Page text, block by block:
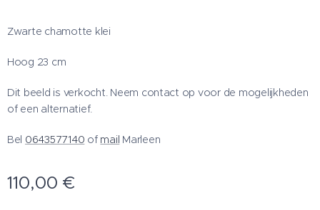
Zwarte chamotte klei
Hoog 23 cm
Dit beeld is verkocht. Neem contact op voor de mogelijkheden
of een alternatief.
Bel 0643577140 of mail Marleen
110,00 €